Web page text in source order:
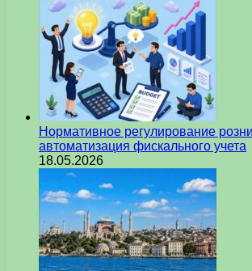
Нормативное регулирование
автоматизация фискального учета
18.05.2026